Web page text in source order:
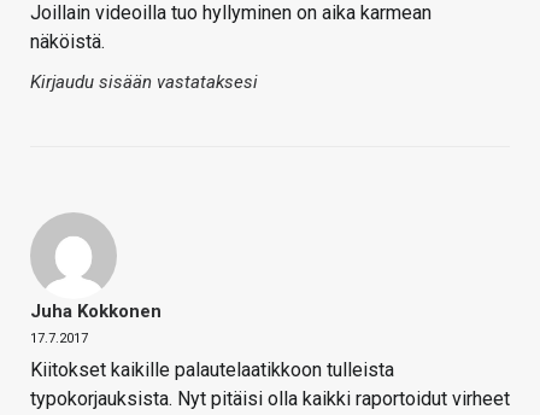
Joillain videoilla tuo hyllyminen on aika karmean
näköistä.
Kirjaudu sisään vastataksesi
Juha Kokkonen
17.7.2017
Kiitokset kaikille palautelaatikkoon tulleista
typokorjauksista. Nyt pitäisi olla kaikki raportoidut virheet